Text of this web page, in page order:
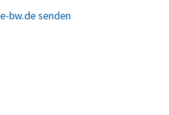
bw.de senden